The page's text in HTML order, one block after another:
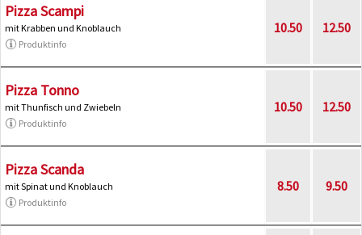
Pizza Scampi
mit Krabben und Knoblauch
Produktinfo
10.50 12.50
Pizza Tonno
mit Thunfisch und Zwiebeln
Produktinfo
10.50 12.50
Pizza Scanda
mit Spinat und Knoblauch
Produktinfo
8.50 9.50